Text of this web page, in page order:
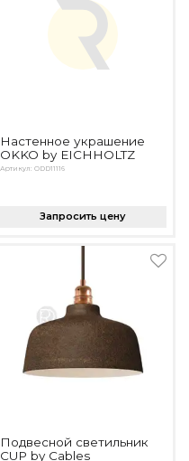
Настенное украшение
OKKO by EICHHOLTZ
Артикул: ODD11116
Запросить цену
Подвесной светильник
CUP by Cables